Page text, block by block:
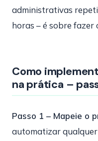
administrativas
horas – é sobre
Como
na prática –
Passo 1 – Mapeie o
automatizar qualquer